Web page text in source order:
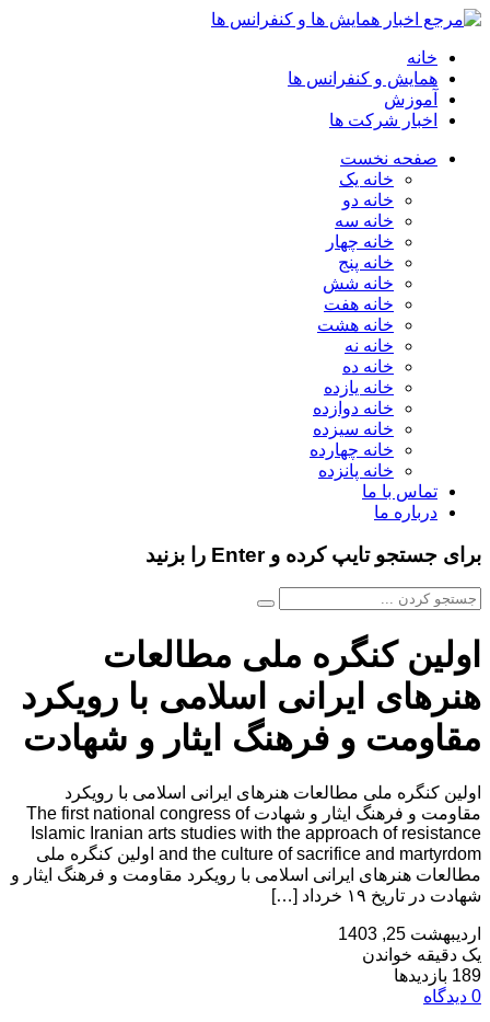
خانه
همایش و کنفرانس ها
آموزش
اخبار شرکت ها
صفحه نخست
خانه یک
خانه دو
خانه سه
خانه چهار
خانه پنج
خانه شش
خانه هفت
خانه هشت
خانه نه
خانه ده
خانه یازده
خانه دوازده
خانه سیزده
خانه چهارده
خانه پانزده
تماس با ما
درباره ما
برای جستجو تایپ کرده و Enter را بزنید
اولین کنگره ملی مطالعات
هنرهای ایرانی اسلامی با رویکرد
مقاومت و فرهنگ ایثار و شهادت
اولین کنگره ملی مطالعات هنرهای ایرانی اسلامی با رویکرد
مقاومت و فرهنگ ایثار و شهادت The first national congress of
Islamic Iranian arts studies with the approach of resistance
and the culture of sacrifice and martyrdom اولین کنگره ملی
مطالعات هنرهای ایرانی اسلامی با رویکرد مقاومت و فرهنگ ایثار و
شهادت در تاریخ ۱۹ خرداد […]
اردیبهشت 25, 1403
یک دقیقه خواندن
189 بازدیدها
0 دیدگاه